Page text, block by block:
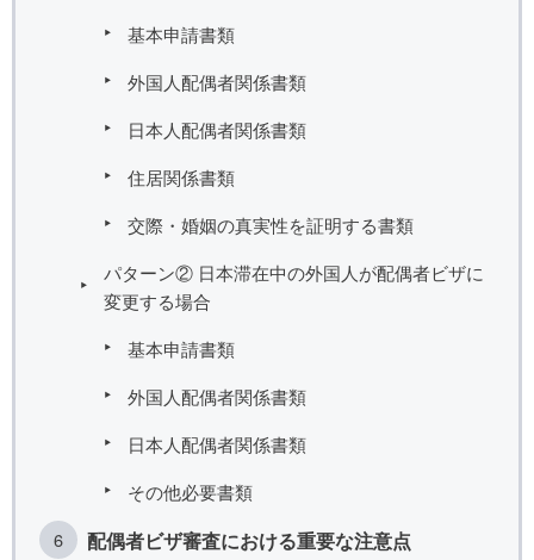
基本申請書類
外国人配偶者関係書類
日本人配偶者関係書類
住居関係書類
交際・婚姻の真実性を証明する書類
パターン② 日本滞在中の外国人が配偶者ビザに
変更する場合
基本申請書類
外国人配偶者関係書類
日本人配偶者関係書類
その他必要書類
配偶者ビザ審査における重要な注意点